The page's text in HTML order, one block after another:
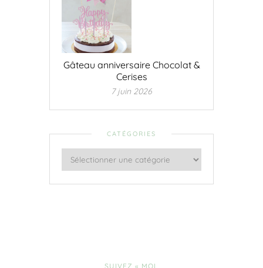
Gâteau anniversaire Chocolat &
Cerises
7 juin 2026
CATÉGORIES
SUIVEZ « MOI,